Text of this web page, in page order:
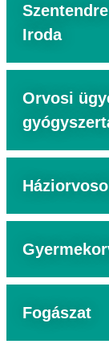
Iroda
Orvosi
Fogászat